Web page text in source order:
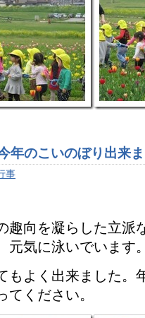
年のこいのぼり出来
事
趣向を凝らした立派
元気に泳いでいます
もよく出来ました。
てください。